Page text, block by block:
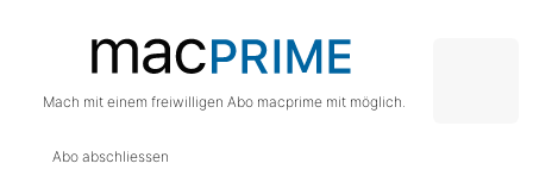
Mach mit einem freiwilligen Abo macprime mit möglich.
Abo abschliessen